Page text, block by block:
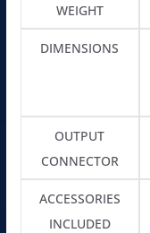
WEIGHT
DIMENSIONS
OUTPUT
CONNECTOR
ACCESSORIES
INCLUDED